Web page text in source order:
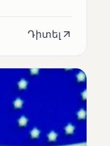
Դիտել